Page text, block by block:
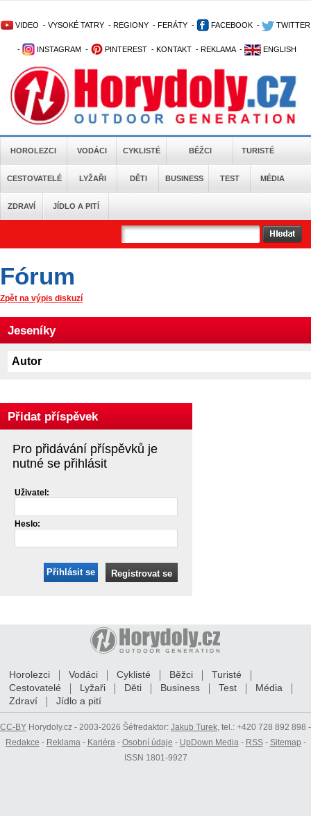
VIDEO - VYSOKÉ TATRY - REGIONY - FERÁTY - FACEBOOK - TWITTER
- INSTAGRAM - PINTEREST - KONTAKT - REKLAMA - ENGLISH
HOROLEZCI VODÁCI CYKLISTÉ BĚŽCI TURISTÉ
CESTOVATELÉ LYŽAŘI DĚTI BUSINESS TEST MÉDIA
ZDRAVÍ JÍDLO A PITÍ
Fórum
Zpět na výpis diskuzí
Jeseníky
Autor
Přidat příspěvek
Pro přidávání příspěvků je
nutné se přihlásit
Uživatel:
Heslo:
Přihlásit se Registrovat se
Horolezci Vodáci Cyklisté Běžci
Turisté
Cestovatelé
Lyžaři Děti Business Test
Média
Zdraví
Jídlo a pití
CC-BY Horydoly.cz - 2003-2026 Šéfredaktor: Jakub Turek, tel.: +420 728 892 898 -
Redakce - Reklama- Kariéra- Osobní údaje - UpDown Media- RSS- Sitemap -
ISSN 1801-9927